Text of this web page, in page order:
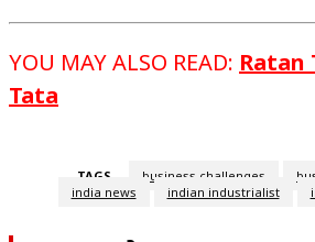
YOU MAY ALSO READ: Ratan
Tata
TAGS business challenges
india news
indian industrialist